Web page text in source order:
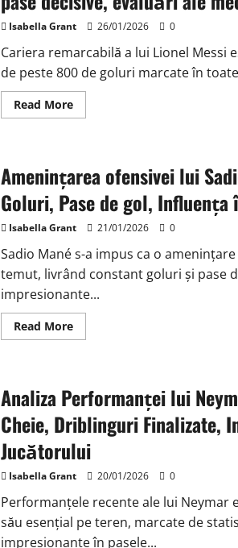
Dezvoltarea
Jucătorilor
Isabella Grant 26/01/2026 0
Cariera remarcabilă a lui Lionel Messi
de peste 800 de goluri marcate în
Read MoreRead
more
Messi:
Goluri
marcate,
pase
decisive,
evaluări
meciurilor
Amenințarea ofensivei lui
Goluri, Pase de gol, Influența
Isabella Grant 21/01/2026 0
Sadio Mané s-a impus ca o
temut, livrând constant goluri și pase
impresionante...
Read MoreRead
more
Sadio
Mané:
Goluri,
Pase
de
gol,
Influența
în
meci
Analiza Performanței lui
Cheie, Driblinguri Finalizate,
Jucătorului
Isabella Grant 20/01/2026 0
Performanțele recente ale lui Neymar
său esențial pe teren, marcate de
impresionante în pasele...